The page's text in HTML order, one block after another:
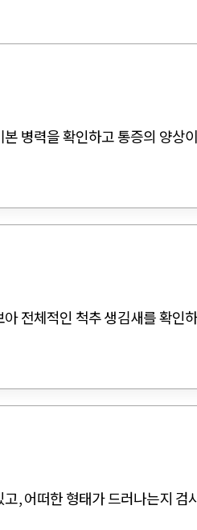
병력을 확인하고 통증의 양상
전체적인 척추 생김새를 확인
, 어떠한 형태가 드러나는지 검